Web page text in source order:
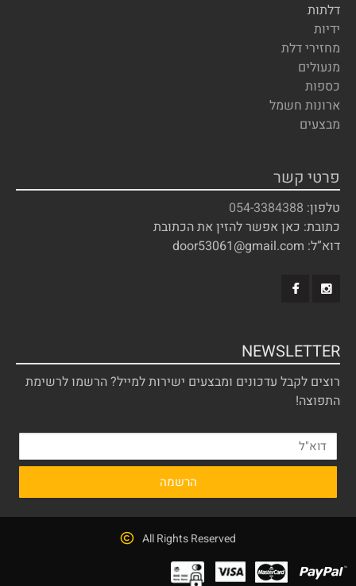
דלתות
ידיות
מחזירי דלת
מנעולים
כספות
ארונות חשמל
מבצעים
פרטי קשר
טלפון: 054-3384388
כתובת: כאן אפשר להזין את הכתובת
דוא”ל: door53061@gmail.com
NEWSLETTER
רוצים לקבל עדכונים ומבצעים ישירות למייל? הרשמו לרשימת
התפוצה!
All Rights Reserved